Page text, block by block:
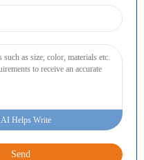
AI Helps Write
Send